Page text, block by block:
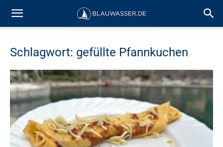
Schlagwort: gefüllte Pfannkuchen